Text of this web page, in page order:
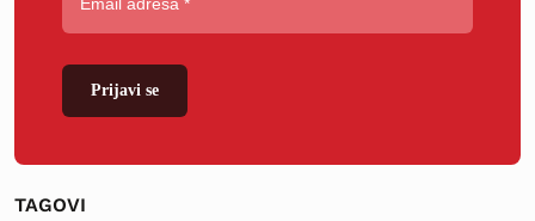
Prijavi se
TAGOVI